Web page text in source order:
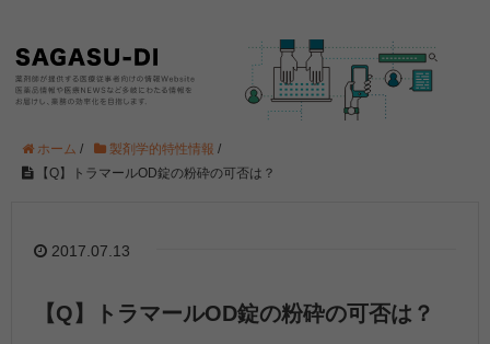
ホーム / 製剤学的特性情報 /
【Q】トラマールOD錠の粉砕の可否は？
2017.07.13
【Q】トラマールOD錠の粉砕の可否は？